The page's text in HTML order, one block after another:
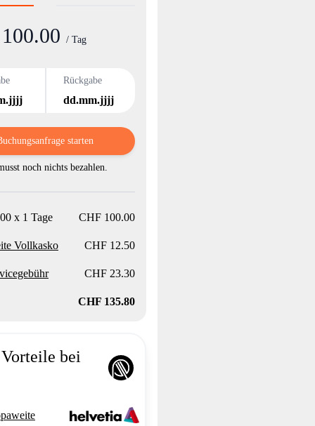
/ Tag
Rückgabe
dd.mm.jjjj
starten
noch nichts bezahlen.
x 1 Tage CHF 100.00
Vollkasko CHF 12.50
CHF 23.30
CHF 135.80
bei